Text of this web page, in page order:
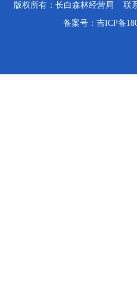
版权所有：长白森林经营局 联
备案号： 吉ICP备